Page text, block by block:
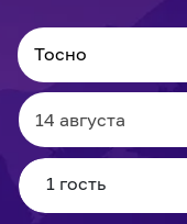
Navigate
forward
to